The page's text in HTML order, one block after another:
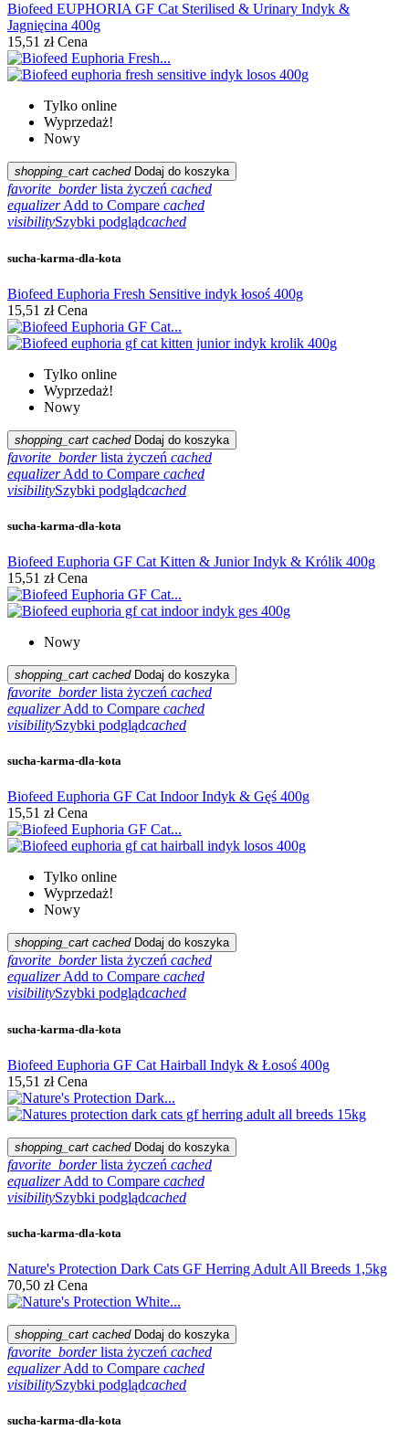
Biofeed EUPHORIA GF Cat Sterilised & Urinary Indyk &
Jagnięcina 400g
15,51 zł Cena
Tylko online
Wyprzedaż!
Nowy
shopping_cart cached Dodaj do koszyka
favorite_border lista życzeń cached
equalizer Add to Compare cached
visibilitySzybki podglądcached
sucha-karma-dla-kota
Biofeed Euphoria Fresh Sensitive indyk łosoś 400g
15,51 zł Cena
Tylko online
Wyprzedaż!
Nowy
shopping_cart cached Dodaj do koszyka
favorite_border lista życzeń cached
equalizer Add to Compare cached
visibilitySzybki podglądcached
sucha-karma-dla-kota
Biofeed Euphoria GF Cat Kitten & Junior Indyk & Królik 400g
15,51 zł Cena
Nowy
shopping_cart cached Dodaj do koszyka
favorite_border lista życzeń cached
equalizer Add to Compare cached
visibilitySzybki podglądcached
sucha-karma-dla-kota
Biofeed Euphoria GF Cat Indoor Indyk & Gęś 400g
15,51 zł Cena
Tylko online
Wyprzedaż!
Nowy
shopping_cart cached Dodaj do koszyka
favorite_border lista życzeń cached
equalizer Add to Compare cached
visibilitySzybki podglądcached
sucha-karma-dla-kota
Biofeed Euphoria GF Cat Hairball Indyk & Łosoś 400g
15,51 zł Cena
shopping_cart cached Dodaj do koszyka
favorite_border lista życzeń cached
equalizer Add to Compare cached
visibilitySzybki podglądcached
sucha-karma-dla-kota
Nature's Protection Dark Cats GF Herring Adult All Breeds 1,5kg
70,50 zł Cena
shopping_cart cached Dodaj do koszyka
favorite_border lista życzeń cached
equalizer Add to Compare cached
visibilitySzybki podglądcached
sucha-karma-dla-kota